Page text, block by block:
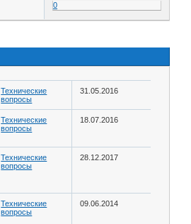
0
Технические
вопросы
31.05.2016
Технические
вопросы
18.07.2016
Технические
вопросы
28.12.2017
Технические
вопросы
09.06.2014